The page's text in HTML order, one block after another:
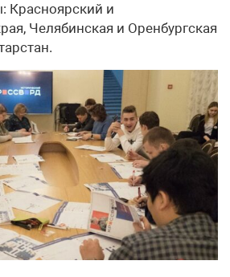
Красноярский и
Челябинская и Оренбургская